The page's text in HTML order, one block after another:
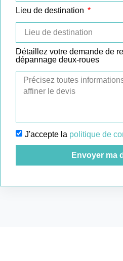
Lieu de destination
Détaillez votre demande de
dépannage deux-roues
J'accepte la politique de
Envoyer ma